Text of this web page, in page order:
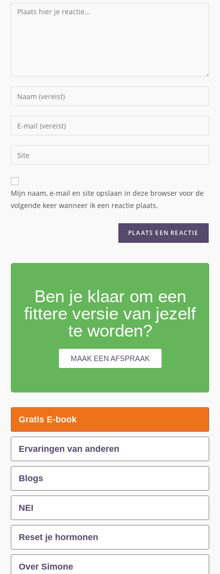
Mijn naam, e-mail en site opslaan in deze browser voor de
volgende keer wanneer ik een reactie plaats.
Ben je klaar om een
fittere versie van jezelf
te worden?
MAAK EEN AFSPRAAK
Gratis E-book
Ervaringen van anderen
Blogs
NEI
Reset je hormonen
Over Simone